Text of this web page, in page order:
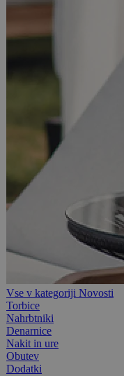
Vse v kategoriji Novosti
Torbice
Nahrbtniki
Denarnice
Nakit in ure
Obutev
Dodatki